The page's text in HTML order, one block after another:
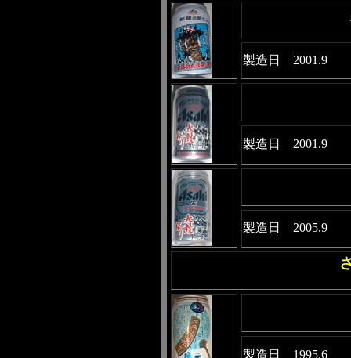
製造日 2001.9
製造日 2001.9
製造日 2005.9
製造日 1995.6